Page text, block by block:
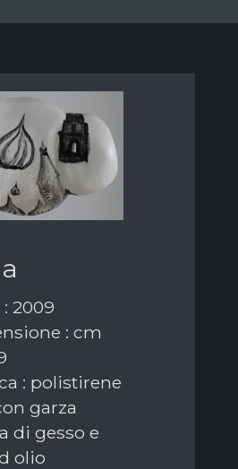
2009
: cm
: polistirene
garza
di gesso e
olio